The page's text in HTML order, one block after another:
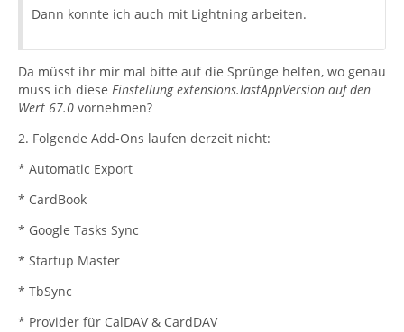
Dann konnte ich auch mit Lightning arbeiten.
Da müsst ihr mir mal bitte auf die Sprünge helfen, wo genau
muss ich diese Einstellung extensions.lastAppVersion auf den
Wert 67.0 vornehmen?
2. Folgende Add-Ons laufen derzeit nicht:
* Automatic Export
* CardBook
* Google Tasks Sync
* Startup Master
* TbSync
* Provider für CalDAV & CardDAV